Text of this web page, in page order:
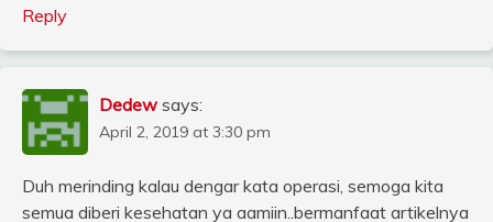
Reply
Dedew says:
April 2, 2019 at 3:30 pm
Duh merinding kalau dengar kata operasi, semoga kita
semua diberi kesehatan ya aamiin..bermanfaat artikelnya